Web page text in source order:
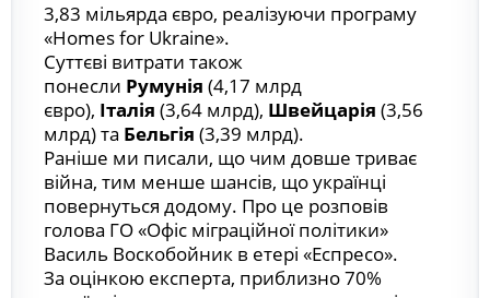
3,83 мільярда євро, реалізуючи програму
«Homes for Ukraine».
Суттєві витрати також
понесли Румунія (4,17 млрд
євро), Італія (3,64 млрд), Швейцарія (3,56
млрд) та Бельгія (3,39 млрд).
Раніше ми писали, що чим довше триває
війна, тим менше шансів, що українці
повернуться додому. Про це розповів
голова ГО «Офіс міграційної політики»
Василь Воскобойник в етері «Еспресо».
За оцінкою експерта, приблизно 70%